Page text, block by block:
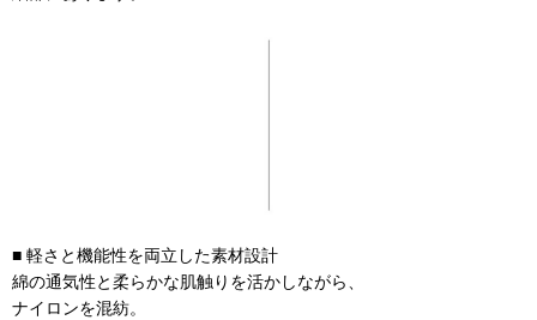
■ 軽さと機能性を両立した素材設計
綿の通気性と柔らかな肌触りを活かしながら、
ナイロンを混紡。